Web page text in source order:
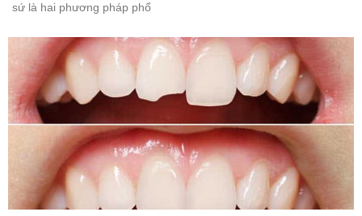
sứ là hai phương pháp phổ